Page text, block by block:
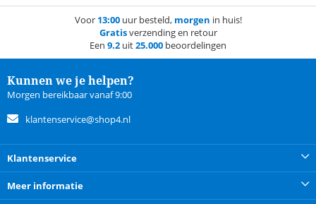
Voor 13:00uur besteld, morgen in huis!
Gratisverzending en retour
Een 9.2 uit25.000 beoordelingen
Kunnen we je helpen?
Morgen bereikbaar vanaf 9:00
klantenservice@shop4.nl
Klantenservice
Meer informatie